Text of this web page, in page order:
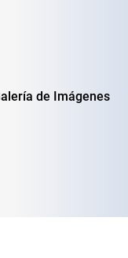
de Imágenes